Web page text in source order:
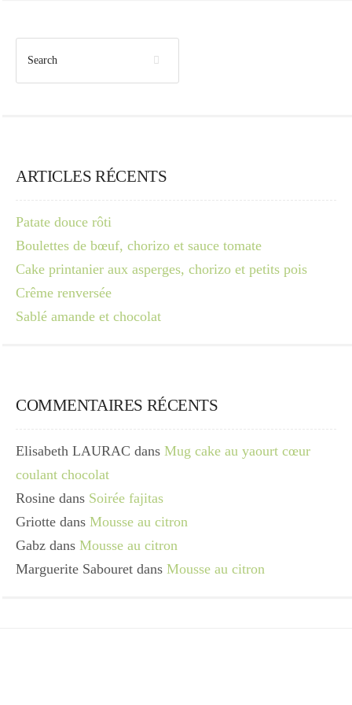
ARTICLES RÉCENTS
Patate douce rôti
Boulettes de bœuf, chorizo et sauce tomate
Cake printanier aux asperges, chorizo et petits pois
Crême renversée
Sablé amande et chocolat
COMMENTAIRES RÉCENTS
Elisabeth LAURAC dans Mug cake au yaourt cœur
coulant chocolat
Rosine dans Soirée fajitas
Griotte dans Mousse au citron
Gabz dans Mousse au citron
Marguerite Sabouret dans Mousse au citron